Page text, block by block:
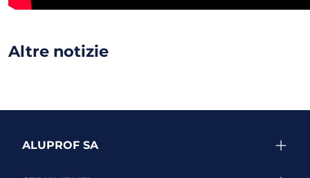
Altre notizie
ALUPROF SA